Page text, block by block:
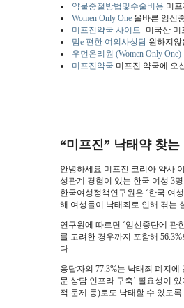
약물중절방법및수술비용 미
Women Only One 올바른 임신
미프진약국 사이트 -미국산 미
맘e 편한 여의사상담 원하지
우먼온리원 (Women Only One)
미프진약국 미프진 약국에 오
“미프진” 낙태약 찾
안녕하세요 미프진 코리아 약사
성관계 경험이 있는 한국 여성 3
한국여성정책연구원은 ‘한국 여
해 여성들이 낙태죄로 인해 겪는
연구원에 따르면 ‘임신중단에 관
를 고려한 경우까지 포함해
다.
응답자의 77.3%는 낙태죄 폐지
문 상담 인프라 구축’ 필요성이
적 문제 등)로도 낙태할 수 있도